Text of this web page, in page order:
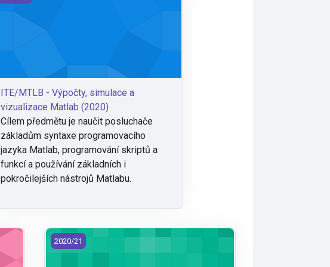
ITE/MTLB - Výpočty, simulace a
vizualizace Matlab (2020)
Cílem předmětu je naučit posluchače
základům syntaxe programovacího
jazyka Matlab, programování skriptů a
funkcí a používání základních i
pokročilejších nástrojů Matlabu.
ITE/PO - Programovatelné obvody (2020)
2020/21